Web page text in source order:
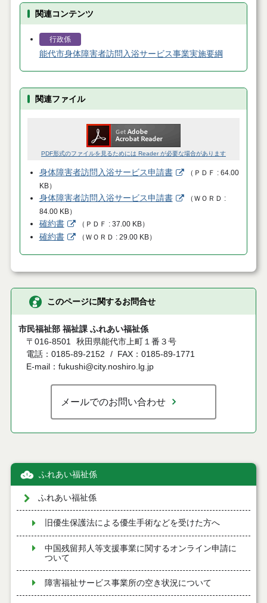
関連コンテンツ
行政係
能代市身体障害者訪問入浴サービス事業実施要綱
関連ファイル
PDF形式のファイルを見るためには Reader が必要な場合があります
身体障害者訪問入浴サービス申請書 （ ＰＤＦ
64.00
KB）
身体障害者訪問入浴サービス申請書 （ ＷＯＲＤ
84.00 KB）
確約書 （ ＰＤＦ 37.00 KB）
確約書 （ ＷＯＲＤ 29.00 KB）
このページに関するお問合せ
市民福祉部 福祉課 ふれあい福祉係
〒016-8501 秋田県能代市上町１番３号
電話：0185-89-2152
FAX：0185-89-1771
E-mail：fukushi@city.noshiro.lg.jp
メールでのお問い合わせ
ふれあい福祉係
ふれあい福祉係
旧優生保護法による優生手術などを受けた方へ
中国残留邦人等支援事業に関するオンライン申請に
ついて
障害福祉サービス事業所の空き状況について